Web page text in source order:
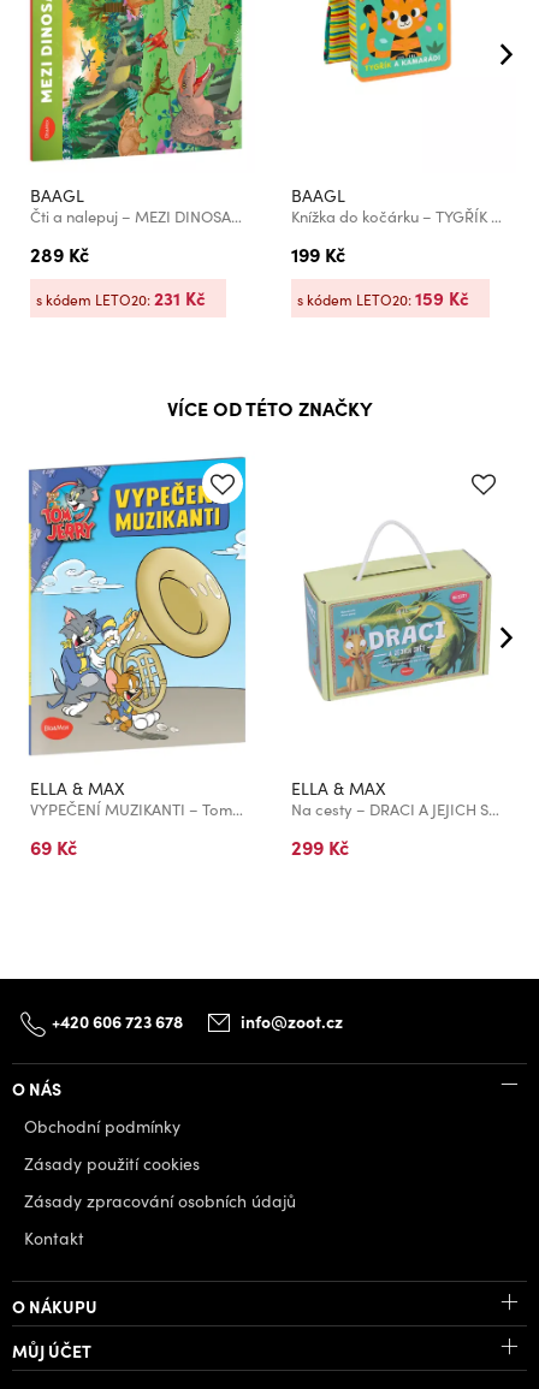
BAAGL
Čti a nalepuj – MEZI DINOSAURY, kniha se samolepkami
289 Kč
s kódem LETO20:231 Kč
BAAGL
Knížka do kočárku – TYGŘÍK A KAMARÁDI
199 Kč
s kódem LETO20:159 Kč
VÍCE OD TÉTO ZNAČKY
ELLA & MAX
VYPEČENÍ MUZIKANTI – Tom a Jerry v obrázkovém příběhu
69 Kč
ELLA & MAX
Na cesty – DRACI A JEJICH SVĚT, box: kniha a hry
299 Kč
+420 606 723 678 info@zoot.cz
O NÁS
Obchodní podmínky
Zásady použití cookies
Zásady zpracování osobních údajů
Kontakt
O NÁKUPU
MŮJ ÚČET